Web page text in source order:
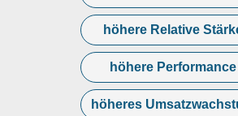
höhere Relative
höhere Performance
höheres